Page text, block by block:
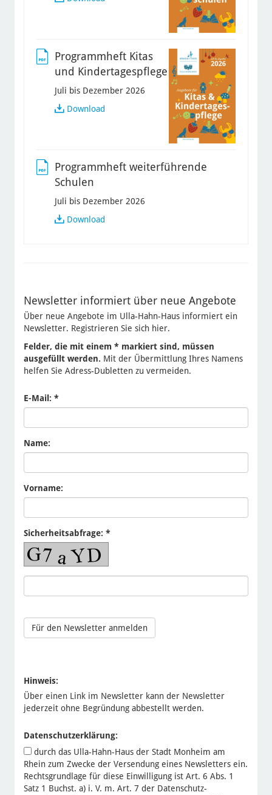
Programmheft Kitas
und Kindertagespflege
Juli bis Dezember 2026
DownloadProgrammheft
Kindertagespflege
Programmheft weiterführende
Schulen
Juli bis Dezember 2026
DownloadProgrammheft
Newsletter informiert über neue Angebote
Über neue Angebote im Ulla-Hahn-Haus informiert ein
Newsletter. Registrieren Sie sich hier.
Felder, die mit einem * markiert sind, müssen
ausgefüllt werden. Mit der Übermittlung Ihres Namens
helfen Sie Adress-Dubletten zu vermeiden.
E-Mail: *
Name:
Vorname:
Sicherheitsabfrage: *
Hinweis:
Über einen Link im Newsletter kann der Newsletter
jederzeit ohne Begründung abbestellt werden.
Datenschutzerklärung:
durch das Ulla-Hahn-Haus der Stadt Monheim am
Rhein zum Zwecke der Versendung eines Newsletters ein.
Rechtsgrundlage für diese Einwilligung ist Art. 6 Abs. 1
Satz 1 Buchst. a) i. V. m. Art. 7 der Datenschutz-